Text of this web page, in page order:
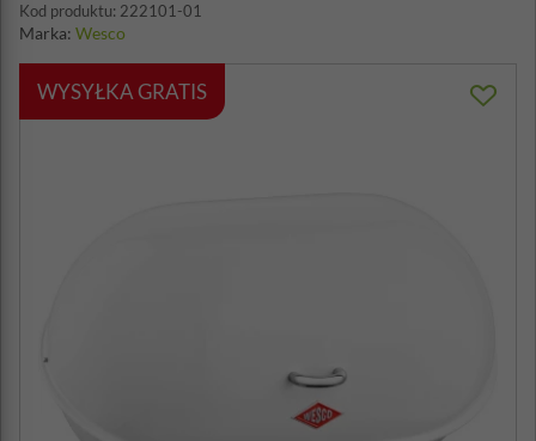
Kod produktu: 222101-01
Marka: Wesco
WYSYŁKA GRATIS